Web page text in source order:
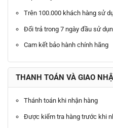
Trên 100.000 khách hàng sử
Đổi trả trong 7 ngày đầu sử
Cam kết bảo hành chính hãng
THANH TOÁN VÀ GIAO
Thánh toán khi nhận hàng
Được kiểm tra hàng trước khi